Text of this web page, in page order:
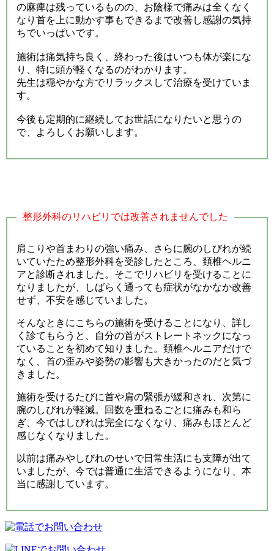
の麻痺は残っているものの、お陰様で痛みは全くなく
なり首を上に動かす事もできるまで改善し感謝の気持
ちでいっぱいです。
施術は痛気持ち良く、終わった後はいつも体が楽にな
り、特に頭が軽くなるのがわかります。
先生は穏やかな方でリラックスして治療を受けていま
す。
今後も定期的に継続してお世話になりたいと思うの
で、よろしくお願いします。
整形外科のリハビリでは改善されませんでした
肩こりや首まわりの強い痛み、さらに腕のしびれが続
いていたため整形外科を受診したところ、頚椎ヘルニ
アと診断されました。そこでリハビリを受けることに
なりましたが、しばらく通っても症状がなかなか改善
せず、不安を感じていました。
そんなときにこちらの施術を受けることになり、詳し
く診てもらうと、自分の首がストレートネックになっ
ていることを初めて知りました。頚椎ヘルニアだけで
なく、首の歪みや姿勢の影響も大きかったのだと気づ
きました。
施術を受けるたびに首や肩の緊張が緩和され、次第に
腕のしびれが軽減。回数を重ねるごとに痛みも和ら
ぎ、今ではしびれは完全になくなり、痛みもほとんど
感じなくなりました。
以前は痛みやしびれのせいで日常生活にも支障が出て
いましたが、今では普通に生活できるようになり、本
当に感謝しています。